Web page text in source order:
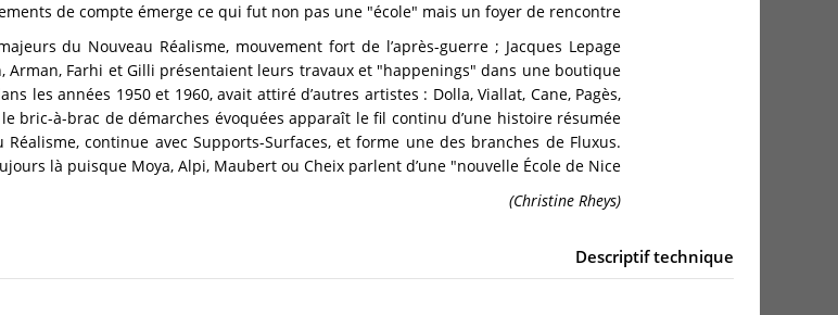
de compte émerge ce qui fut non pas une "école" mais un foyer de rencontre.
du Nouveau Réalisme, mouvement fort de l’après-guerre ; Jacques Lepage
Arman, Farhi et Gilli présentaient leurs travaux et "happenings" dans une boutique
les années 1950 et 1960, avait attiré d’autres artistes : Dolla, Viallat, Cane, Pagès,
bric-à-brac de démarches évoquées apparaît le fil continu d’une histoire résumée
continue avec Supports-Surfaces, et forme une des branches de Fluxus.
là puisque Moya, Alpi, Maubert ou Cheix parlent d’une "nouvelle École de Nice".
(Christine Rheys)
Descriptif technique